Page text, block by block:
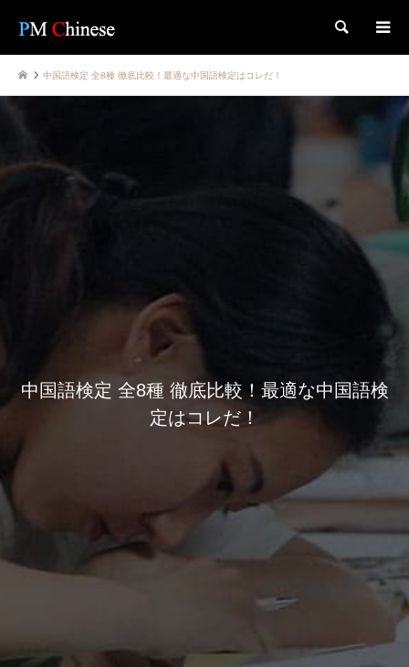
検索
中国語検定 全8種 徹底比較！最適な中国語検定はコレだ！
中国語検定 全8種 徹底比較！最適な中国語検
定はコレだ！